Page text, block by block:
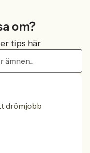
om?
tips här
drömjobb